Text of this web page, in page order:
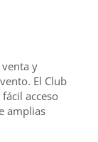
y
El Club
acceso
amplias